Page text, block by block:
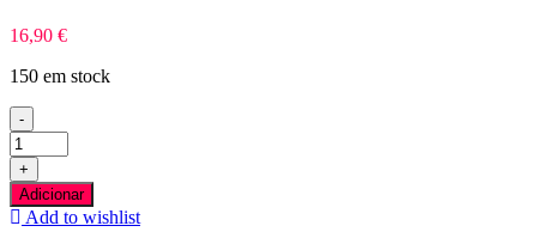
16,90 €
150 em stock
-
Quantidade
de
Kyocera
TK475
Preto
+
Adicionar
Add to wishlist